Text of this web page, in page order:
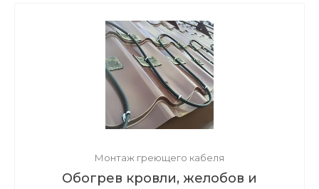
Монтаж греющего кабеля
Обогрев кровли, желобов и